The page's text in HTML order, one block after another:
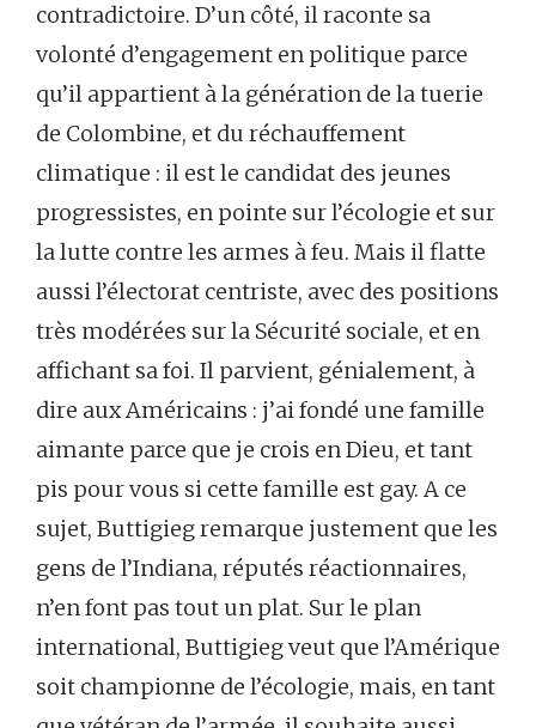
contradictoire. D’un côté, il raconte sa
volonté d’engagement en politique parce
qu’il appartient à la génération de la tuerie
de Colombine, et du réchauffement
climatique : il est le candidat des jeunes
progressistes, en pointe sur l’écologie et sur
la lutte contre les armes à feu. Mais il flatte
aussi l’électorat centriste, avec des positions
très modérées sur la Sécurité sociale, et en
affichant sa foi. Il parvient, génialement, à
dire aux Américains : j’ai fondé une famille
aimante parce que je crois en Dieu, et tant
pis pour vous si cette famille est gay. A ce
sujet, Buttigieg remarque justement que les
gens de l’Indiana, réputés réactionnaires,
n’en font pas tout un plat. Sur le plan
international, Buttigieg veut que l’Amérique
soit championne de l’écologie, mais, en tant